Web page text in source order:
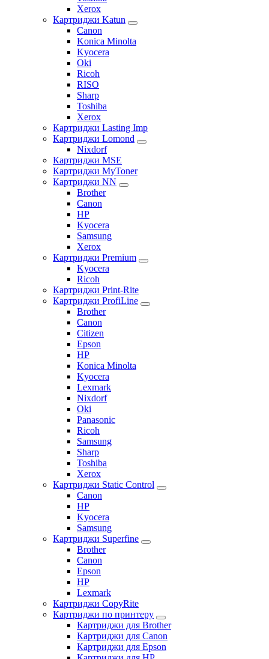
Xerox
Картриджи Katun
Canon
Konica Minolta
Kyocera
Oki
Ricoh
RISO
Sharp
Toshiba
Xerox
Картриджи Lasting Imp
Картриджи Lomond
Nixdorf
Картриджи MSE
Картриджи MyToner
Картриджи NN
Brother
Canon
HP
Kyocera
Samsung
Xerox
Картриджи Premium
Kyocera
Ricoh
Картриджи Print-Rite
Картриджи ProfiLine
Brother
Canon
Citizen
Epson
HP
Konica Minolta
Kyocera
Lexmark
Nixdorf
Oki
Panasonic
Ricoh
Samsung
Sharp
Toshiba
Xerox
Картриджи Static Control
Canon
HP
Kyocera
Samsung
Картриджи Superfine
Brother
Canon
Epson
HP
Lexmark
Картриджи CopyRite
Картриджи по принтеру
Картриджи для Brother
Картриджи для Canon
Картриджи для Epson